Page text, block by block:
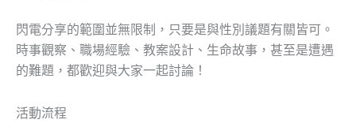
閃電分享的範圍並無限制，只要是與性別議題有關皆可。
時事觀察、職場經驗、教案設計、生命故事，甚至是遭遇
的難題，都歡迎與大家一起討論！
活動流程